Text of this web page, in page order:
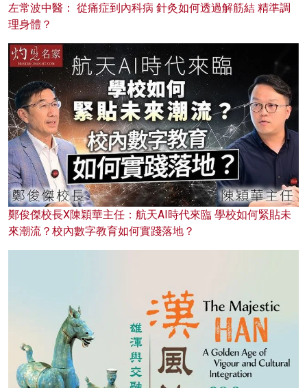
左常波中醫： 從痛症到內科病 針灸如何透過解筋結 精準調
理身體？
鄭俊傑校長X陳穎華主任：航天AI時代來臨 學校如何緊貼未
來潮流？校內數字教育如何實踐落地？